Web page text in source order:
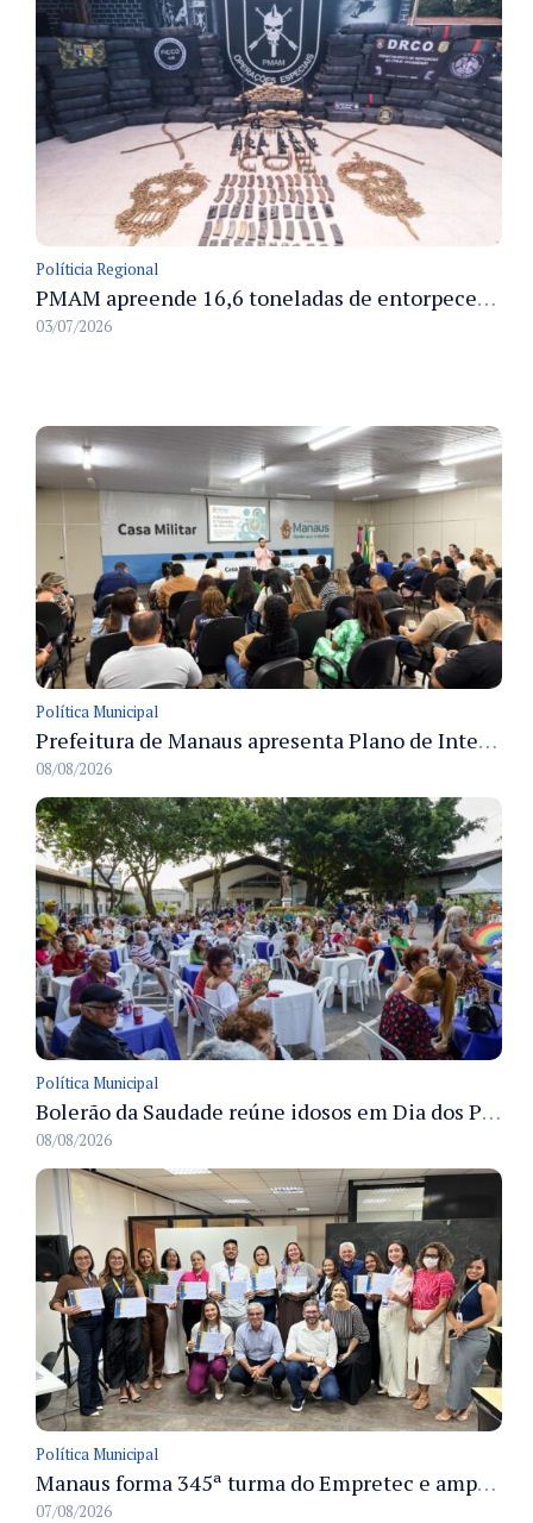
Políticia Regional
PMAM apreende 16,6 toneladas de entorpecentes e registra aumento nas prisões em flagrante e nas capturas de foragidos no primeiro semestre de 2026
03/07/2026
Política Municipal
Prefeitura de Manaus apresenta Plano de Integridade da CGM e qualifica servidores para governança e conformidade no biênio 2027-2028
08/08/2026
Política Municipal
Bolerão da Saudade reúne idosos em Dia dos Pais promovido pela Fundação Dr. Thomas em Manaus
08/08/2026
Política Municipal
Manaus forma 345ª turma do Empretec e amplia qualificação de empreendedores na cidade
07/08/2026